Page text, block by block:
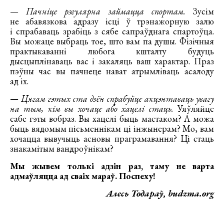
—Пачніце рэгулярна займацца спортам. Зусім
не абавязкова адразу ісці ў трэнажорную залю
і спрабаваць зрабіць з сябе сапраўднага спартоўца.
Вы можаце выбраць тое, што вам па душы. Фізічныя
практыкаванні любога кшталту будуць
дысцыплінаваць вас і закаляць ваш характар. Праз
пэўны час вы пачнеце нават атрымліваць асалоду
ад іх.
— Цягам гэтых ста дзён спрабуйце акцэнтаваць увагу
на тым, кім вы хочаце або хацелі стаць. Уяўляйце
сабе гэты вобраз. Вы хацелі быць мастаком? А можа
быць вядомым пісьменнікам ці інжынерам? Мо, вам
хочацца вывучыць асновы праграмавання? Ці стаць
знакамітым вандроўнікам?
Мы жывем толькі адзін раз, таму не варта
адмаўляцца ад сваіх мараў. Поспеху!
Алесь Тодараў, budzma.org